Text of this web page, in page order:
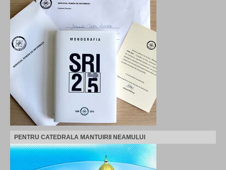
PENTRU CATEDRALA MANTUIRII NEAMULUI